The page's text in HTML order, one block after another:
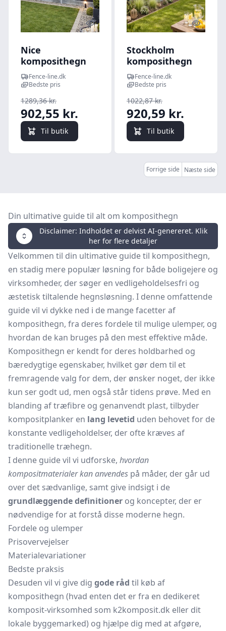
Quick look
Nice
komposithegn
med
stålbundplade og
stålstolper -
Guldklasse Mørk
antracit (sort)
193cm
Fence-line.dk
Bedste pris
1289,36 kr.
902,55 kr.
Til butik
Quick
Stockholm
komposithegn
med
stålbundplade og
stålstolper -
Sølvklasse Mørk
antracit (sort)
181cm
Fence-line.dk
Bedste pris
1022,87 kr.
920,59 kr.
Til butik
Forrige side Næste side
Din ultimative guide til alt om komposithegn
Disclaimer: Indholdet er delvist AI-genereret. Klik
her for flere detaljer
Velkommen til din ultimative guide til komposithegn,
en stadig mere populær løsning for både boligejere og
virksomheder, der søger en vedligeholdelsesfri og
æstetisk tiltalende hegnsløsning. I denne omfattende
guide vil vi dykke ned i de mange facetter af
komposithegn, fra deres fordele til mulige ulemper, og
hvordan de kan bruges på den mest effektive måde.
Komposithegn er kendt for deres holdbarhed og
bæredygtige egenskaber, hvilket gør dem til et
fremragende valg for dem, der ønsker noget, der ikke
kun ser godt ud, men også står tidens prøve. Med en
blanding af træfibre og genanvendt plast, tilbyder
kompositplanker en lang levetid uden behovet for de
konstante vedligeholdelser, der ofte kræves af
traditionelle træhegn.
I denne guide vil vi udforske, hvordan
kompositmaterialer kan anvendes på måder, der går ud
over det sædvanlige, samt give indsigt i de
grundlæggende definitioner og koncepter, der er
nødvendige for at forstå disse moderne hegn.
Fordele og ulemper
Prisovervejelser
Materialevariationer
Bedste praksis
Desuden vil vi give dig gode råd til køb af
komposithegn (hvad enten det er fra en dedikeret
komposit-virksomhed som k2komposit.dk eller dit
lokale byggemarked) og hjælpe dig med at afgøre,